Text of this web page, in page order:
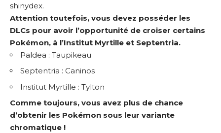
shinydex.
Attention toutefois, vous devez posséder les
DLCs pour avoir l’opportunité de croiser certains
Pokémon, à l’Institut Myrtille et Septentria.
Paldea : Taupikeau
Septentria : Caninos
Institut Myrtille : Tylton
Comme toujours, vous avez plus de chance
d’obtenir les Pokémon sous leur variante
chromatique !